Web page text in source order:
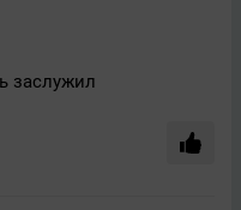
заслужил